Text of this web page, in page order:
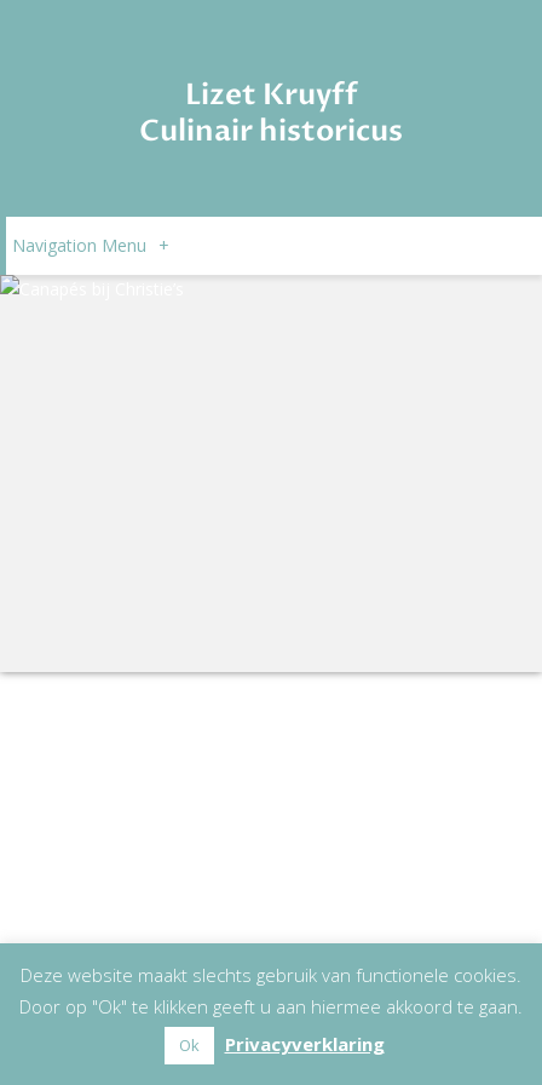
Lizet Kruyff
Culinair historicus
Navigation Menu +
Deze website maakt slechts gebruik van functionele cookies.
Door op "Ok" te klikken geeft u aan hiermee akkoord te gaan.
Ok Privacyverklaring